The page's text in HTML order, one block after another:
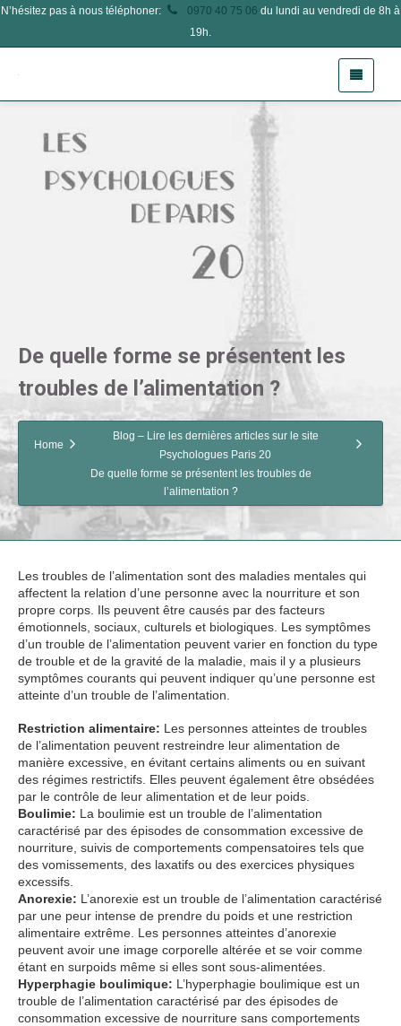
N’hésitez pas à nous téléphoner: 0970 40 75 06 du lundi au vendredi de 8h à
19h.
De quelle forme se présentent les
troubles de l’alimentation ?
Home
Blog – Lire les dernières articles sur le site
Psychologues Paris 20
De quelle forme se présentent les troubles de
l’alimentation ?
Les troubles de l’alimentation sont des maladies mentales qui
affectent la relation d’une personne avec la nourriture et son
propre corps. Ils peuvent être causés par des facteurs
émotionnels, sociaux, culturels et biologiques. Les symptômes
d’un trouble de l’alimentation peuvent varier en fonction du type
de trouble et de la gravité de la maladie, mais il y a plusieurs
symptômes courants qui peuvent indiquer qu’une personne est
atteinte d’un trouble de l’alimentation.
Restriction alimentaire: Les personnes atteintes de troubles
de l’alimentation peuvent restreindre leur alimentation de
manière excessive, en évitant certains aliments ou en suivant
des régimes restrictifs. Elles peuvent également être obsédées
par le contrôle de leur alimentation et de leur poids.
Boulimie: La boulimie est un trouble de l’alimentation
caractérisé par des épisodes de consommation excessive de
nourriture, suivis de comportements compensatoires tels que
des vomissements, des laxatifs ou des exercices physiques
excessifs.
Anorexie: L’anorexie est un trouble de l’alimentation caractérisé
par une peur intense de prendre du poids et une restriction
alimentaire extrême. Les personnes atteintes d’anorexie
peuvent avoir une image corporelle altérée et se voir comme
étant en surpoids même si elles sont sous-alimentées.
Hyperphagie boulimique: L’hyperphagie boulimique est un
trouble de l’alimentation caractérisé par des épisodes de
consommation excessive de nourriture sans comportements